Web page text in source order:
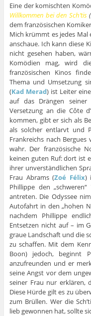
Eine der komischten
Willkommen bei den Sch’tis
dem französischen
Mich krümmt es jedes
anschaue. Ich kann diese
nicht gesehen haben,
Komödien mag, wird
französischen Kinos
Thema und Umsetzung
(Kad Merad) ist Leiter
auf das Drängen
Versetzung an die Côte
kommen, gibt er sich als
als solcher entlarvt und
Frankreichs nach
wahr. Der französische
keinen guten Ruf: dort ist
ihrer unverständlichen
Frau Abrams (Zoé Félix)
Phillippe den
antreten. Die Odyssee
Autofahrt in den „hohen
nachdem Phillippe
Entsetzen nicht auf – im
graue Landschaft und die
zu schaffen. Mit dem
Boon) jedoch, beginnt
anzufreunden und er
seine Angst vor dem
seiner Frau nur erklären,
Diese Hürde gilt es zu
zum Brüllen. Wer die
lieb gewonnen hat, sollte